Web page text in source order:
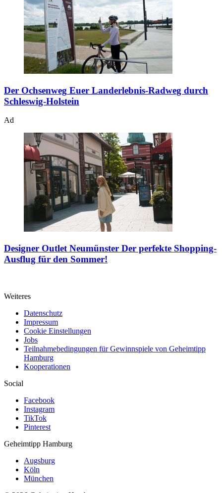
Der Ochsenweg Euer Landerlebnis-Radweg durch
Schleswig-Holstein
Ad
Designer Outlet Neumünster Der perfekte Shopping-
Ausflug für den Sommer!
Weiteres
Datenschutz
Impressum
Cookie Einstellungen
Jobs
Teilnahmebedingungen für Gewinnspiele von Geheimtipp
Hamburg
Kooperationen
Social
Facebook
Instagram
TikTok
Pinterest
Geheimtipp Hamburg
Augsburg
Köln
München